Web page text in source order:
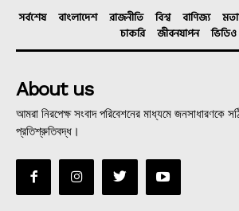
সর্বশেষ বাংলাদেশ রাজনীতি বিশ্ব বাণিজ্য
চাকরি
জীবনযাপন ভিডিও
About us
আমরা নিরপেক্ষ সংবাদ পরিবেশনের মাধ্যমে জনসাধারণকে
প্রতিশ্রুতিবদ্ধ।